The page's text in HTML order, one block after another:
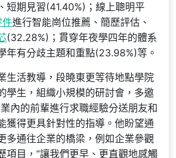
短期見習(41.40%)；線上聰明平
件進行智能崗位推薦、簡歷評估、
(32.28%)；貫穿年夜學四年的體系
年有分歧主題和重點(23.98%)等。
生活教導，段曉東更等待地點學院
學生，組織小規模的研討會，多邀
內的前輩進行求職經驗分送朋友和
獲得更具針對性的指導。他盼望通
多通往企業的橋梁，例如企業參觀
項目，“讓我們更早、更直觀地感觸